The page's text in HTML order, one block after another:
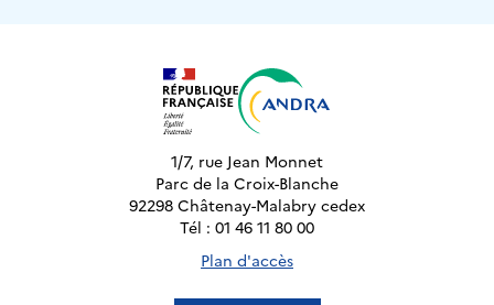
1/7, rue Jean Monnet
Parc de la Croix-Blanche
92298 Châtenay-Malabry cedex
Tél : 01 46 11 80 00
Plan d'accès